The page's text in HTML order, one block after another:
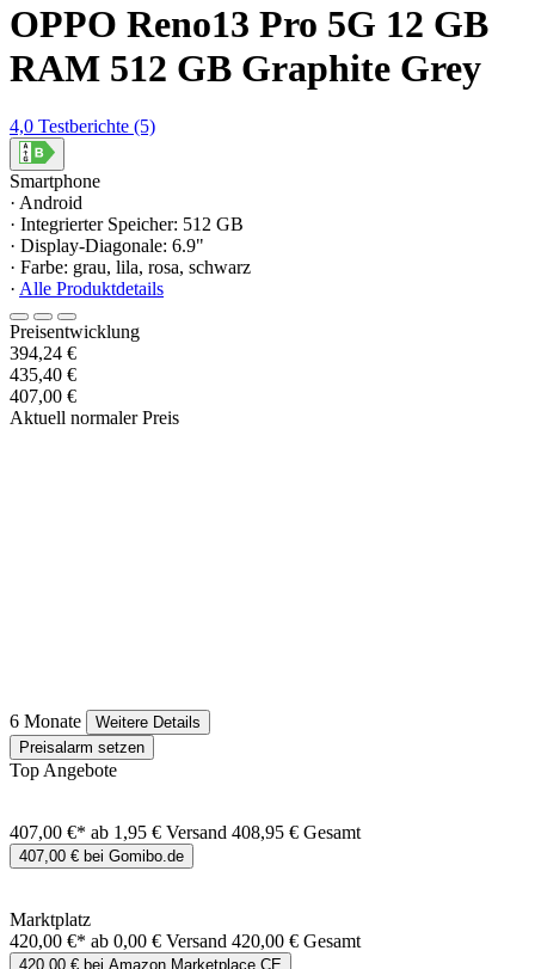
OPPO Reno13 Pro 5G 12 GB
RAM 512 GB Graphite Grey
4,0 Testberichte (5)
Smartphone
· Android
· Integrierter Speicher: 512 GB
· Display-Diagonale: 6.9"
· Farbe: grau, lila, rosa, schwarz
· Alle Produktdetails
Preisentwicklung
394,24 €
435,40 €
407,00 €
Aktuell normaler Preis
6 Monate
Weitere Details
Preisalarm setzen
Top Angebote
407,00 €* ab 1,95 € Versand 408,95 € Gesamt
407,00 € bei Gomibo.de
Marktplatz
420,00 €* ab 0,00 € Versand 420,00 € Gesamt
420,00 € bei Amazon Marketplace CE